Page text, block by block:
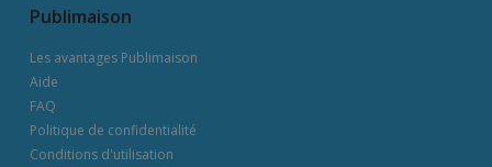
Publimaison
Les avantages Publimaison
Aide
FAQ
Politique de confidentialité
Conditions d'utilisation